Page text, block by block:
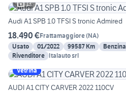
13
Audi A1 SPB 1.0 TFSI S tronic Admired
18.490 €Frattamaggiore(NA)
Usato
01/2022 99587 Km Benzina
Rivenditore Italauto srl
Vetrina
AUDI A1 CITY CARVER 2022 110CV